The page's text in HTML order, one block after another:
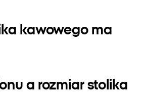
kawowego ma
a rozmiar stolika